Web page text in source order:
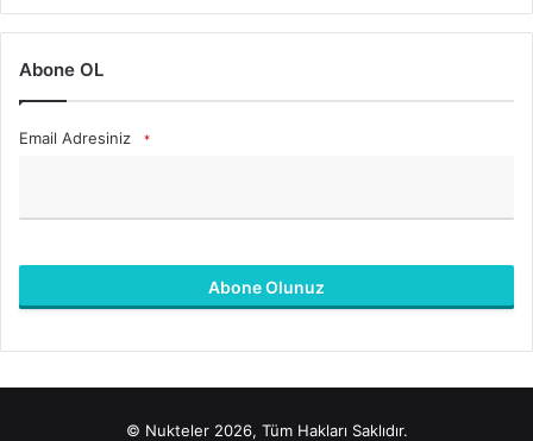
Abone OL
Email Adresiniz *
Abone Olunuz
a
© Nukteler 2026, Tüm Hakları Saklıdır.